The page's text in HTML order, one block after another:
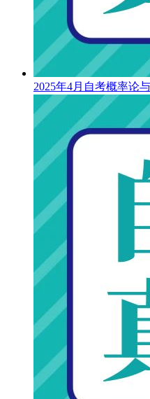
2025年4月自考概率论